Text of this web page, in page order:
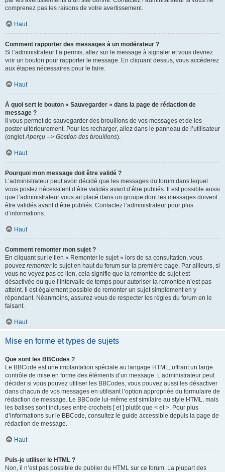
comprenez pas les raisons de votre avertissement.
Haut
Comment rapporter des messages à un modérateur ?
Si l’administrateur l’a permis, allez sur le message à signaler et vous devriez
voir un bouton pour rapporter le message. En cliquant dessus, vous accéderez
aux étapes nécessaires pour le faire.
Haut
À quoi sert le bouton « Sauvegarder » dans la page de rédaction de
message ?
Il vous permet de sauvegarder des brouillons de vos messages et de les
poster ultérieurement. Pour les recharger, allez dans le panneau de l’utilisateur
(ongletAperçu --> Gestion des brouillons).
Haut
Pourquoi mon message doit être validé ?
L’administrateur peut avoir décidé que les messages du forum dans lequel
vous postez nécessitent d’être validés avant d’être publiés. Il est possible aussi
que l’administrateur vous ait placé dans un groupe dont les messages doivent
être validés avant d’être publiés. Contactez l’administrateur pour plus
d’informations.
Haut
Comment remonter mon sujet ?
En cliquant sur le lien « Remonter le sujet » lors de sa consultation, vous
pouvez remonterle sujet en haut du forum sur la première page. Par ailleurs, si
vous ne voyez pas ce lien, cela signifie que la remontée de sujet est
désactivée ou que l’intervalle de temps pour autoriser la remontée n’est pas
atteint. Il est également possible de remonter un sujet simplement en y
répondant. Néanmoins, assurez-vous de respecter les règles du forum en le
faisant.
Haut
Mise en forme et types de sujets
Que sont les BBCodes ?
Le BBCode est une implantation spéciale au langage HTML, offrant un large
contrôle de mise en forme des éléments d’un message. L’administrateur peut
décider si vous pouvez utiliser les BBCodes, vous pouvez aussi les désactiver
dans chacun de vos messages en utilisant l’option appropriée du formulaire de
rédaction de message. Le BBCode lui-même est similaire au style HTML, mais
les balises sont incluses entre crochets [ et ] plutôt que < et >. Pour plus
d’informations sur le BBCode, consultez le guide accessible depuis la page de
rédaction de message.
Haut
Puis-je utiliser le HTML ?
Non, il n’est pas possible de publier du HTML sur ce forum. La plupart des